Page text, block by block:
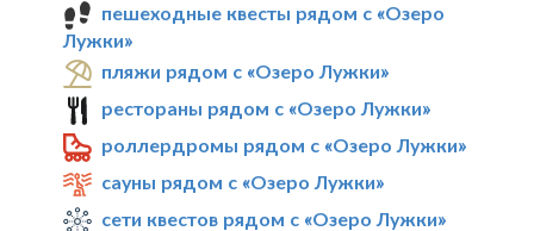
пешеходные квесты рядом с «Озеро
Лужки»
пляжи рядом с «Озеро Лужки»
рестораны рядом с «Озеро Лужки»
роллердромы рядом с «Озеро Лужки»
сауны рядом с «Озеро Лужки»
сети квестов рядом с «Озеро Лужки»